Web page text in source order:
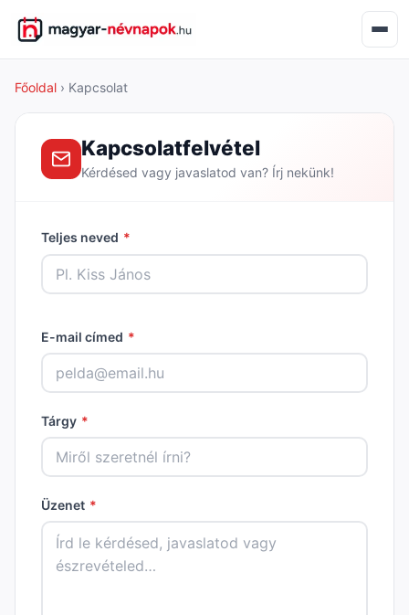
Főoldal › Kapcsolat
Kapcsolatfelvétel
Kérdésed vagy javaslatod van? Írj nekünk!
Teljes neved *
E-mail címed *
Tárgy *
Üzenet *